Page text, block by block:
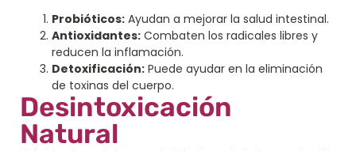
Probióticos: Ayudan a mejorar la salud intestinal.
Antioxidantes: Combaten los radicales libres y
reducen la inflamación.
Detoxificación: Puede ayudar en la eliminación
de toxinas del cuerpo.
Desintoxicación
Natural